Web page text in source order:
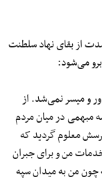
از بقای نهاد سلطنت
می‌شود:
و میسر نمی‌شد. از
مبهمی ‌در میان مردم
معلوم گردید که
من و برای جبران
چون من به میدان سپه